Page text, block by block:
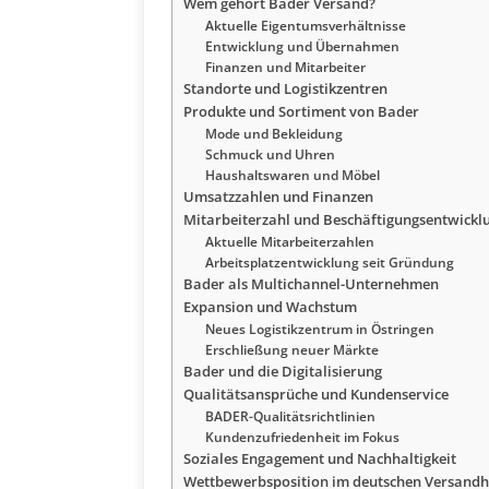
Aktuelle Eigentumsverhältnisse
Entwicklung und Übernahmen
Finanzen und Mitarbeiter
Standorte und Logistikzentren
Produkte und Sortiment von Bader
Mode und Bekleidung
Schmuck und Uhren
Haushaltswaren und Möbel
Umsatzzahlen und Finanzen
Mitarbeiterzahl und
Aktuelle Mitarbeiterzahlen
Arbeitsplatzentwicklung seit Gründung
Bader als Multichannel-Unternehmen
Expansion und Wachstum
Neues Logistikzentrum in Östringen
Erschließung neuer Märkte
Bader und die Digitalisierung
Qualitätsansprüche und Kundenservice
BADER-Qualitätsrichtlinien
Kundenzufriedenheit im Fokus
Soziales Engagement und Nachhaltigkeit
Wettbewerbsposition im deutschen